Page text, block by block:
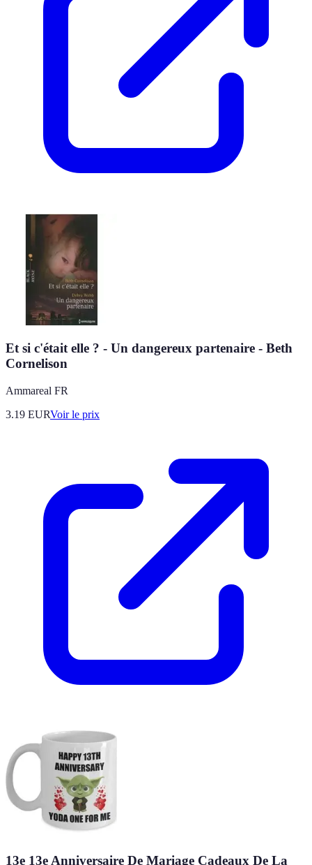
Et si c'était elle ? - Un dangereux partenaire - Beth
Cornelison
Ammareal FR
3.19 EURVoir le prix
13e 13e Anniversaire De Mariage Cadeaux De La